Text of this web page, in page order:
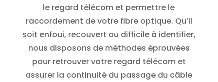
le regard télécom et permettre le
raccordement de votre fibre optique. Qu’il
soit enfoui, recouvert ou difficile à identifier,
nous disposons de méthodes éprouvées
pour retrouver votre regard télécom et
assurer la continuité du passage du câble